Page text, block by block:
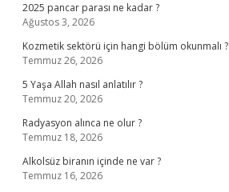
2025 pancar parası ne kadar ?
Ağustos 3, 2026
Kozmetik sektörü için hangi bölüm okunmalı ?
Temmuz 26, 2026
5 Yaşa Allah nasıl anlatılır ?
Temmuz 20, 2026
Radyasyon alınca ne olur ?
Temmuz 18, 2026
Alkolsüz biranın içinde ne var ?
Temmuz 16, 2026